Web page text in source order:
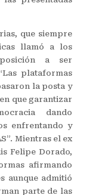
que siempre
llamó a los
a ser
plataformas
la posta y
que garantizar
dando
enfrentando y
Mientras el ex
Felipe Dorado,
afirmando
aunque admitió
parte de las